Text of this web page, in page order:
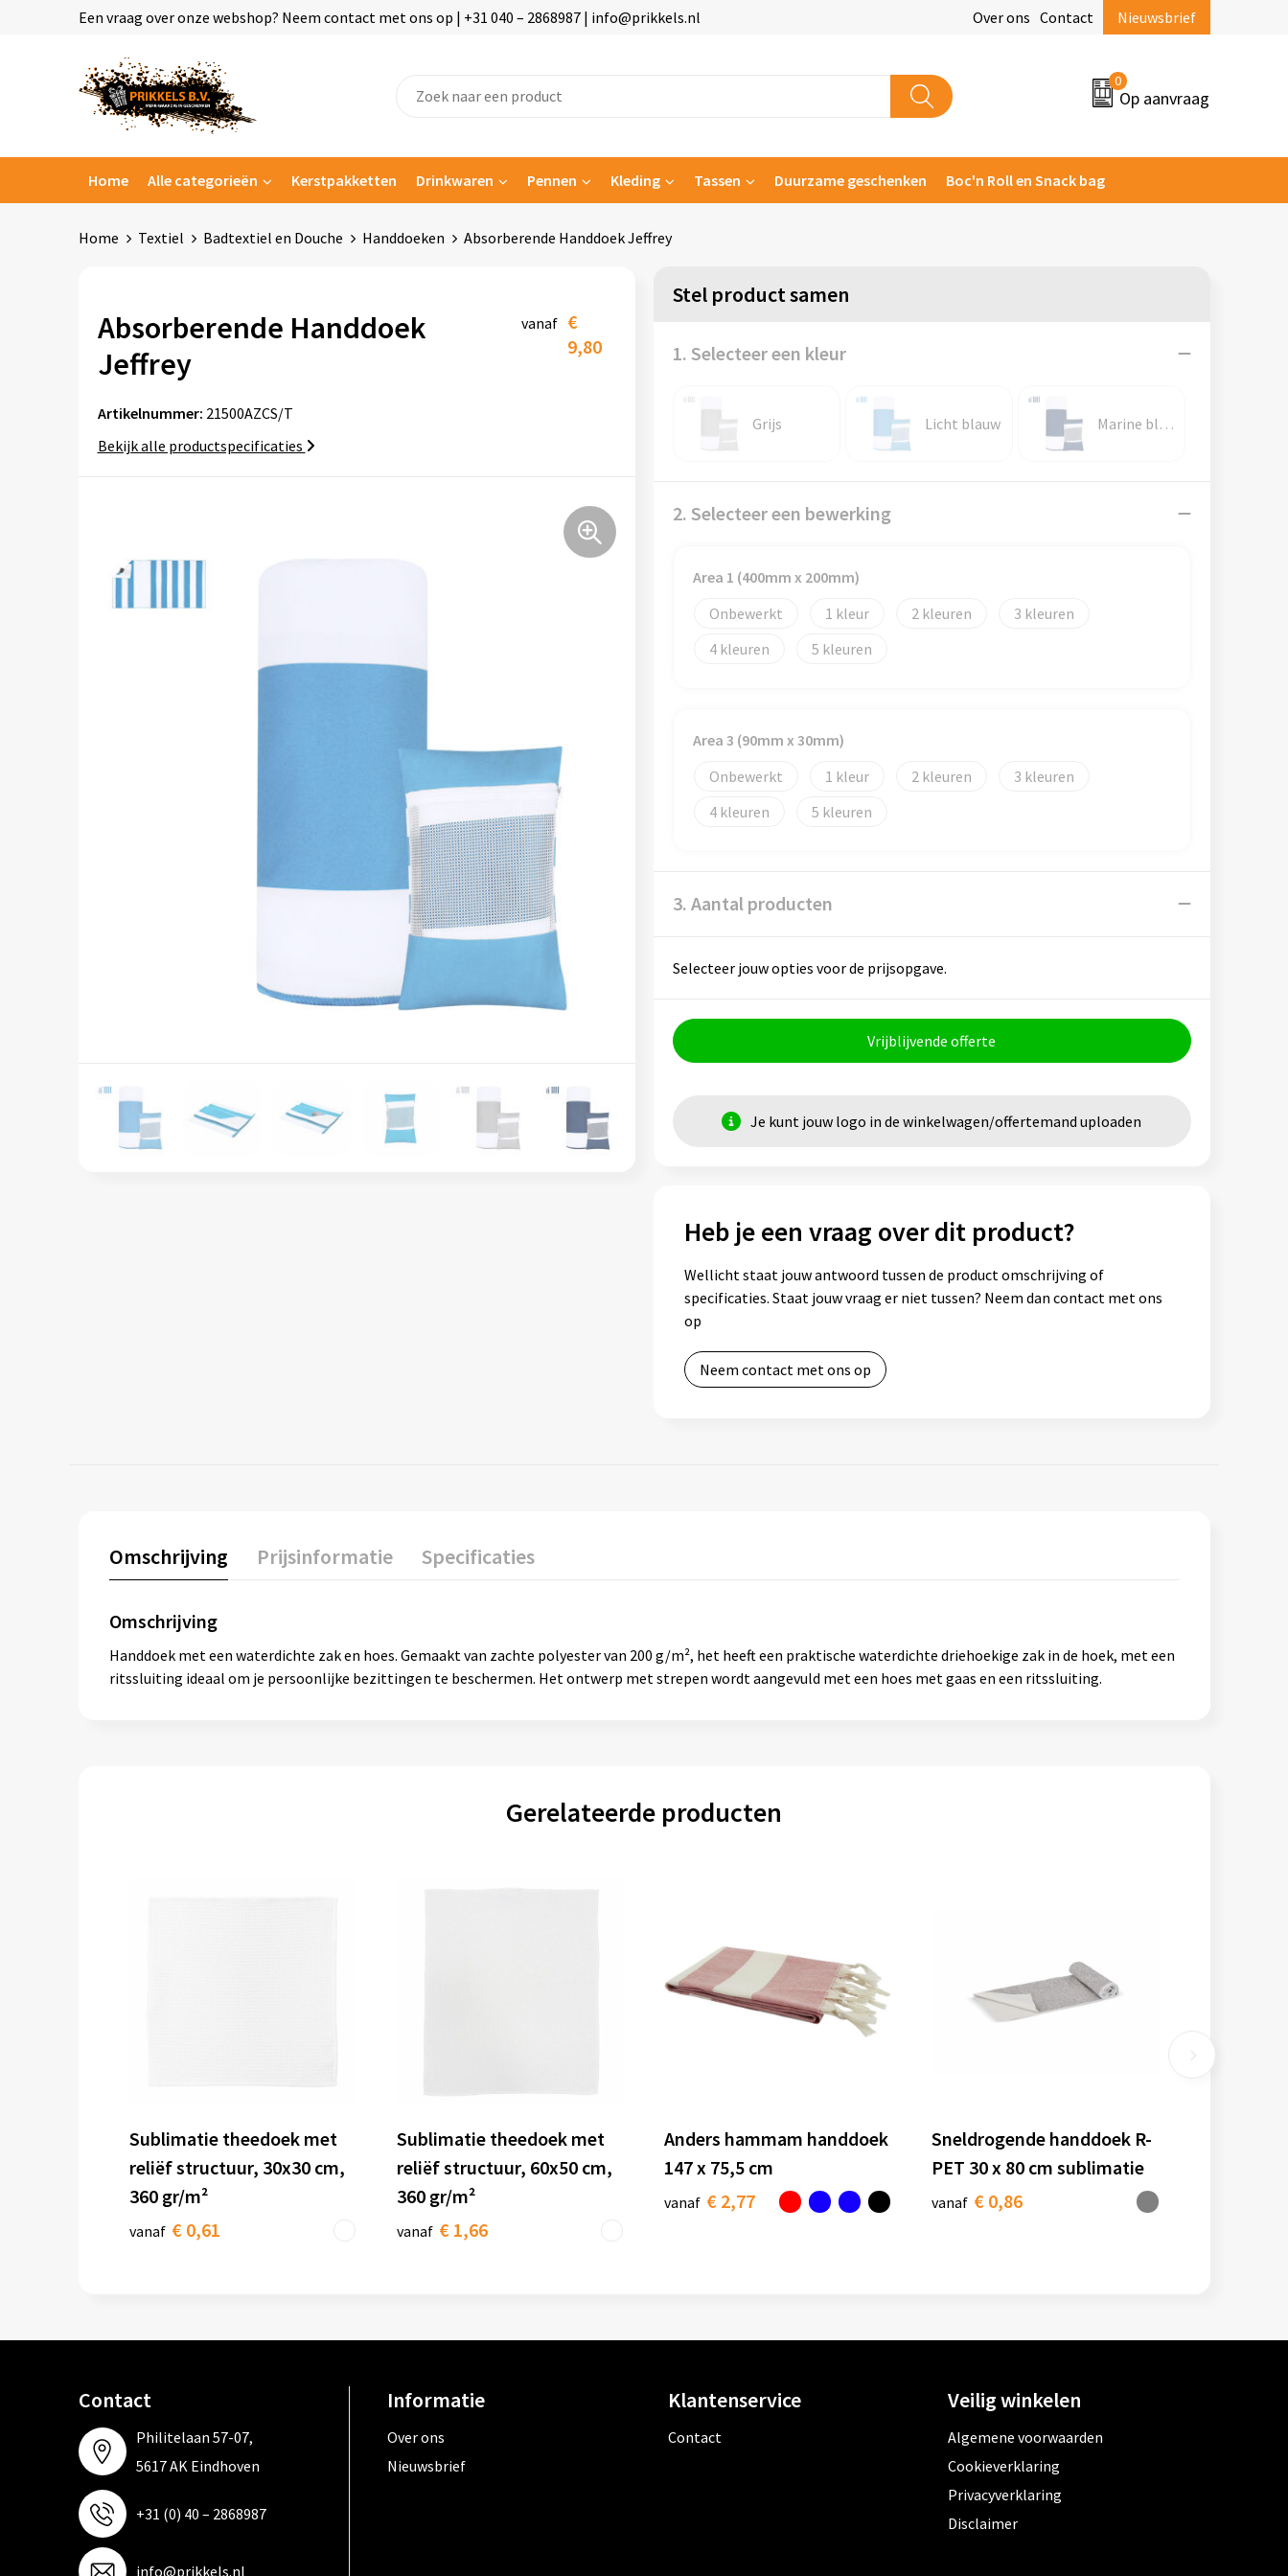
Een vraag over onze webshop? Neem contact met ons op | +31 040 – 2868987 | info@prikkels.nl Over ons Contact Nieuwsbrief
0
Op aanvraag
Home Alle categorieën Kerstpakketten Drinkwaren Pennen Kleding Tassen Duurzame geschenken Boc'n Roll en Snack bag
Home Textiel Badtextiel en Douche Handdoeken Absorberende Handdoek Jeffrey
Absorberende Handdoek
Jeffrey
vanaf €
9,80
Artikelnummer: 21500AZCS/T
Bekijk alle productspecificaties
Stel product samen
1. Selecteer een kleur
Grijs Licht blauw Marine blauw
2. Selecteer een bewerking
Area 1 (400mm x 200mm)
Onbewerkt
1 2
3
4
5
Area 3 (90mm x 30mm)
Onbewerkt
1 2
3
4
5
3. Aantal producten
Selecteer jouw opties voor de prijsopgave.
Vrijblijvende offerte
Je kunt jouw logo in de winkelwagen/offertemand uploaden
Heb je een vraag over dit product?
Wellicht staat jouw antwoord tussen de product omschrijving of
specificaties. Staat jouw vraag er niet tussen? Neem dan contact met ons
op
Neem contact met ons op
Omschrijving Prijsinformatie Specificaties
Omschrijving
Handdoek met een waterdichte zak en hoes. Gemaakt van zachte polyester van 200 g/m², het heeft een praktische waterdichte driehoekige zak in de hoek, met een
ritssluiting ideaal om je persoonlijke bezittingen te beschermen. Het ontwerp met strepen wordt aangevuld met een hoes met gaas en een ritssluiting.
Gerelateerde producten
Sublimatie theedoek met
reliëf structuur, 30x30 cm,
360 gr/m²
vanaf € 0,61
Sublimatie theedoek met
reliëf structuur, 60x50 cm,
360 gr/m²
vanaf € 1,66
Anders hammam handdoek
147 x 75,5 cm
vanaf € 2,77
Sneldrogende handdoek R-
PET 30 x 80 cm sublimatie
vanaf € 0,86
Contact
Philitelaan 57-07,
5617 AK Eindhoven
+31 (0) 40 – 2868987
info@prikkels.nl
Informatie
Over ons
Nieuwsbrief
Klantenservice
Contact
Veilig winkelen
Algemene voorwaarden
Cookieverklaring
Privacyverklaring
Disclaimer